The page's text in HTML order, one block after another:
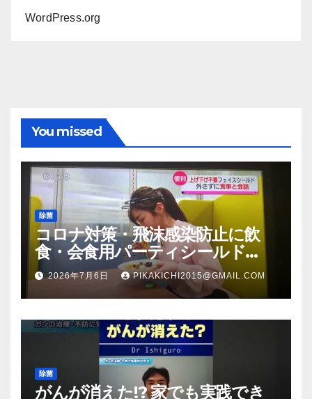
WordPress.org
You missed
除菌
コロナ対策・飛沫感染防止に飲
食・会食用パーティシールド
（マスク会食代替品）ＦＢＣ福井
放送のＴＶ番組での紹介映像
2026年7月6日 PIKAKICHI2015@GMAIL.COM
除菌
がんが消えた!? 家でも実践でき